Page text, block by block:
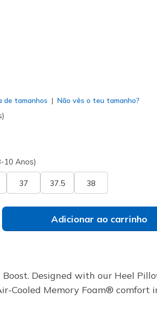
de tamanhos Não vês o teu tamanho?
10 Anos)
37 37.5 38
Adicionar ao carrinho
Designed with our Heel
Cooled Memory Foam® comfort